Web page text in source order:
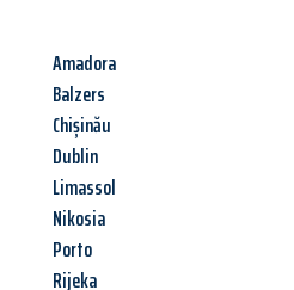
Amadora
Balzers
Chișinău
Dublin
Limassol
Nikosia
Porto
Rijeka